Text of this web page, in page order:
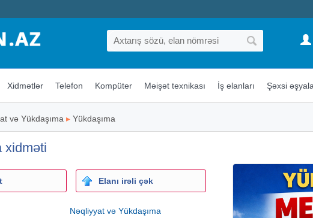
Xidmətlər Telefon Kompüter Məişət texnikası İş elanları Şəxsi
və Yükdaşıma ▸ Yükdaşıma
xidməti
Elanı irəli çək
Nəqliyyat və Yükdaşıma